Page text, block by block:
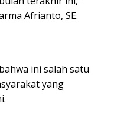
Afrianto, SE.
ini salah satu
yang